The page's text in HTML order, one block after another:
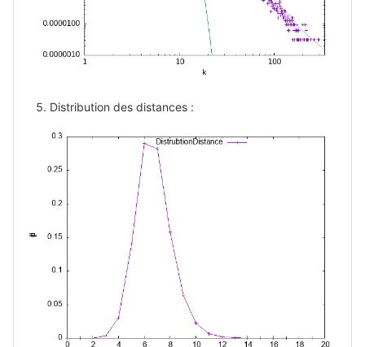
Distribution des distances :